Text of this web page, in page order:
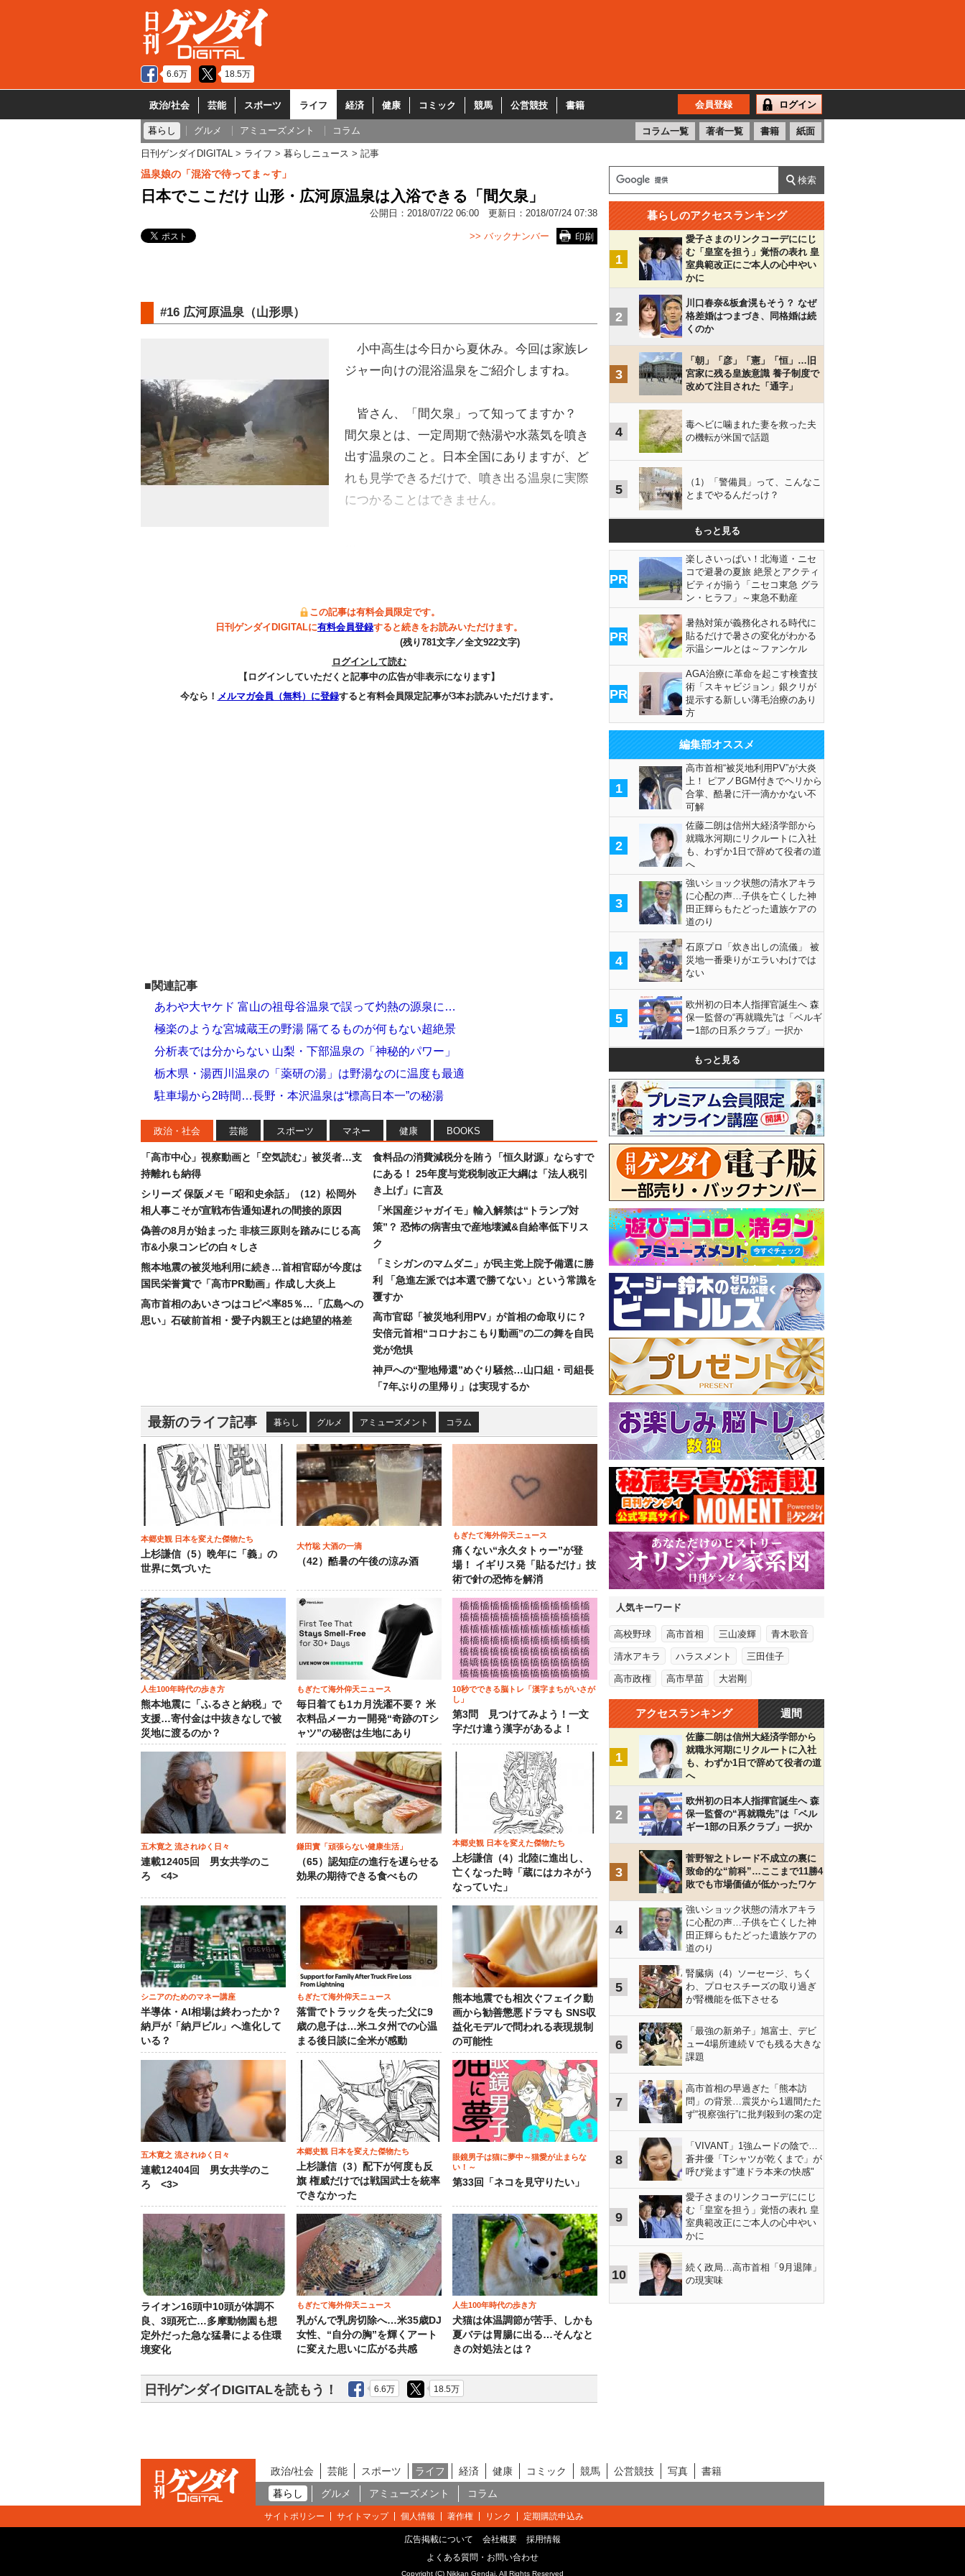
6.6万 18.5万
政治/社会 芸能 スポーツ ライフ 経済 健康 コミック 競馬 公営競技 書籍 会員登録 ログイン
暮らし グルメ アミューズメント コラム コラム一覧 著者一覧 書籍 紙面
日刊ゲンダイDIGITAL ライフ 暮らしニュース 記事
温泉娘の「混浴で待ってま～す」
日本でここだけ 山形・広河原温泉は入浴できる「間欠泉」
公開日： 2018/07/22 06:00 更新日： 2018/07/24 07:38
印刷
>> バックナンバー
#16 広河原温泉（山形県）
小中高生は今日から夏休み。今回は家族レ
ジャー向けの混浴温泉をご紹介しますね。
皆さん、「間欠泉」って知ってますか？
間欠泉とは、一定周期で熱湯や水蒸気を噴き
出す温泉のこと。日本全国にありますが、ど
れも見学できるだけで、噴き出る温泉に実際
につかることはできません。
この記事は有料会員限定です。
日刊ゲンダイDIGITALに有料会員登録すると続きをお読みいただけます。
(残り781文字／全文922文字)
ログインして読む
【ログインしていただくと記事中の広告が非表示になります】
今なら！ メルマガ会員（無料）に登録すると有料会員限定記事が3本お読みいただけます。
■関連記事
あわや大ヤケド 富山の祖母谷温泉で誤って灼熱の源泉に…
極楽のような宮城蔵王の野湯 隔てるものが何もない超絶景
分析表では分からない 山梨・下部温泉の「神秘的パワー」
栃木県・湯西川温泉の「薬研の湯」は野湯なのに温度も最適
駐車場から2時間…長野・本沢温泉は“標高日本一”の秘湯
政治・社会 芸能 スポーツ マネー 健康 BOOKS
「高市中心」視察動画と「空気読む」被災者…支
持離れも納得
シリーズ 保阪メモ「昭和史余話」（12）松岡外
相人事こそが宣戦布告通知遅れの間接的原因
偽善の8月が始まった 非核三原則を踏みにじる高
市&小泉コンビの白々しさ
熊本地震の被災地利用に続き…首相官邸が今度は
国民栄誉賞で「高市PR動画」作成し大炎上
高市首相のあいさつはコピペ率85％…「広島への
思い」石破前首相・愛子内親王とは絶望的格差
食料品の消費減税分を賄う「恒久財源」ならすで
にある！ 25年度与党税制改正大綱は「法人税引
き上げ」に言及
「米国産ジャガイモ」輸入解禁は“トランプ対
策”？ 恐怖の病害虫で産地壊滅&自給率低下リス
ク
「ミシガンのマムダニ」が民主党上院予備選に勝
利 「急進左派では本選で勝てない」という常識を
覆すか
高市官邸「被災地利用PV」が首相の命取りに？
安倍元首相“コロナおこもり動画”の二の舞を自民
党が危惧
神戸への“聖地帰還”めぐり騒然…山口組・司組長
「7年ぶりの里帰り」は実現するか
最新のライフ記事 暮らし グルメ アミューズメント コラム
本郷史観 日本を変えた傑物たち
上杉謙信（5）晩年に「義」の
世界に気づいた
大竹聡 大酒の一滴
（42）酷暑の午後の涼み酒
もぎたて海外仰天ニュース
痛くない“永久タトゥー”が登
場！ イギリス発「貼るだけ」技
術で針の恐怖を解消
人生100年時代の歩き方
熊本地震に「ふるさと納税」で
支援…寄付金は中抜きなしで被
災地に渡るのか？
もぎたて海外仰天ニュース
毎日着ても1カ月洗濯不要？ 米
衣料品メーカー開発“奇跡のTシ
ャツ”の秘密は生地にあり
10秒でできる脳トレ「漢字まちがいさが
し」
第3問 見つけてみよう！一文
字だけ違う漢字があるよ！
五木寛之 流されゆく日々
連載12405回 男女共学のこ
ろ <4>
鎌田實「頑張らない健康生活」
（65）認知症の進行を遅らせる
効果の期待できる食べもの
本郷史観 日本を変えた傑物たち
上杉謙信（4）北陸に進出し、
亡くなった時「蔵にはカネがう
なっていた」
シニアのためのマネー講座
半導体・AI相場は終わったか？
納戸が「納戸ビル」へ進化して
いる？
もぎたて海外仰天ニュース
落雷でトラックを失った父に9
歳の息子は…米ユタ州での心温
まる後日談に全米が感動
熊本地震でも相次ぐフェイク動
画から勧善懲悪ドラマも SNS収
益化モデルで問われる表現規制
の可能性
五木寛之 流されゆく日々
連載12404回 男女共学のこ
ろ <3>
本郷史観 日本を変えた傑物たち
上杉謙信（3）配下が何度も反
旗 権威だけでは戦国武士を統率
できなかった
眼鏡男子は猫に夢中～猫愛が止まらな
い！～
第33回「ネコを見守りたい」
ライオン16頭中10頭が体調不
良、3頭死亡…多摩動物園も想
定外だった急な猛暑による住環
境変化
もぎたて海外仰天ニュース
乳がんで乳房切除へ…米35歳DJ
女性、“自分の胸”を輝くアート
に変えた思いに広がる共感
人生100年時代の歩き方
犬猫は体温調節が苦手、しかも
夏バテは胃腸に出る…そんなと
きの対処法とは？
日刊ゲンダイDIGITALを読もう！ 6.6万 18.5万
暮らしのアクセスランキング
1
愛子さまのリンクコーデににじ
む「皇室を担う」覚悟の表れ 皇
室典範改正にご本人の心中やい
かに
2
川口春奈&板倉滉もそう？ なぜ
格差婚はつまづき、同格婚は続
くのか
3
「朝」「彦」「憲」「恒」…旧
宮家に残る皇族意識 養子制度で
改めて注目された「通字」
4
毒ヘビに噛まれた妻を救った夫
の機転が米国で話題
5
（1）「警備員」って、こんなこ
とまでやるんだっけ？
もっと見る
PR
楽しさいっぱい！北海道・ニセ
コで避暑の夏旅 絶景とアクティ
ビティが揃う「ニセコ東急 グラ
ン・ヒラフ」～東急不動産
PR
暑熱対策が義務化される時代に
貼るだけで暑さの変化がわかる
示温シールとは～ファンケル
PR
AGA治療に革命を起こす検査技
術「スキャビジョン」銀クリが
提示する新しい薄毛治療のあり
方
編集部オススメ
1
高市首相“被災地利用PV”が大炎
上！ ピアノBGM付きでヘリから
合掌、酷暑に汗一滴かかない不
可解
2
佐藤二朗は信州大経済学部から
就職氷河期にリクルートに入社
も、わずか1日で辞めて役者の道
へ
3
強いショック状態の清水アキラ
に心配の声…子供を亡くした神
田正輝らもたどった遺族ケアの
道のり
4
石原プロ「炊き出しの流儀」 被
災地一番乗りがエラいわけでは
ない
5
欧州初の日本人指揮官誕生へ 森
保一監督の“再就職先”は「ベルギ
ー1部の日系クラブ」一択か
もっと見る
人気キーワード
高校野球 高市首相 三山凌輝 青木歌音
清水アキラ ハラスメント 三田佳子
高市政権 高市早苗 大岩剛
アクセスランキング 週間
1
佐藤二朗は信州大経済学部から
就職氷河期にリクルートに入社
も、わずか1日で辞めて役者の道
へ
2
欧州初の日本人指揮官誕生へ 森
保一監督の“再就職先”は「ベル
ギー1部の日系クラブ」一択か
3
菅野智之トレード不成立の裏に
致命的な“前科”…ここまで11勝4
敗でも市場価値が低かったワケ
4
強いショック状態の清水アキラ
に心配の声…子供を亡くした神
田正輝らもたどった遺族ケアの
道のり
5
腎臓病（4）ソーセージ、ちく
わ、プロセスチーズの取り過ぎ
が腎機能を低下させる
6
「最強の新弟子」旭富士、デビ
ュー4場所連続Ｖでも残る大きな
課題
7
高市首相の早過ぎた「熊本訪
問」の背景…震災から1週間たた
ず“視察強行”に批判殺到の案の定
8
「VIVANT」1強ムードの陰で…
蒼井優「Tシャツが乾くまで」が
呼び覚ます"連ドラ本来の快感"
9
愛子さまのリンクコーデににじ
む「皇室を担う」覚悟の表れ 皇
室典範改正にご本人の心中やい
かに
10
続く政局…高市首相「9月退陣」
の現実味
政治/社会 芸能 スポーツ ライフ 経済 健康 コミック 競馬 公営競技 写真
書籍
暮らし
グルメ アミューズメント コラム
サイトポリシー サイトマップ 個人情報 著作権 リンク 定期購読申込み
広告掲載について 会社概要
採用情報
よくある質問・お問い合わせ
Copyright (C) Nikkan Gendai. All Rights Reserved